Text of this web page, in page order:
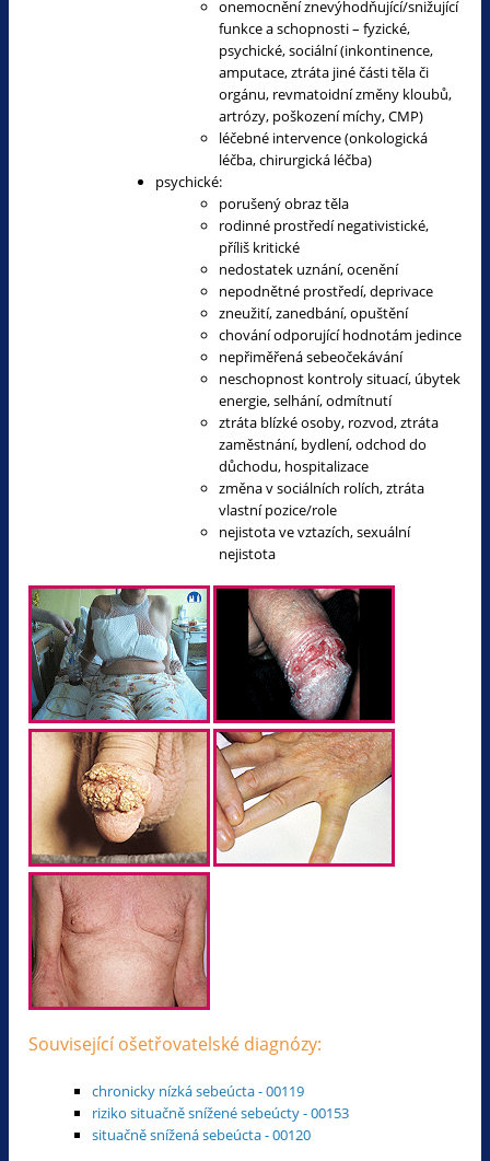
onemocnění znevýhodňující/snižující
funkce a schopnosti – fyzické,
psychické, sociální (inkontinence,
amputace, ztráta jiné části těla či
orgánu, revmatoidní změny kloubů,
artrózy, poškození míchy, CMP)
léčebné intervence (onkologická
léčba, chirurgická léčba)
psychické:
porušený obraz těla
rodinné prostředí negativistické,
příliš kritické
nedostatek uznání, ocenění
nepodnětné prostředí, deprivace
zneužití, zanedbání, opuštění
chování odporující hodnotám jedince
nepřiměřená sebeočekávání
neschopnost kontroly situací, úbytek
energie, selhání, odmítnutí
ztráta blízké osoby, rozvod, ztráta
zaměstnání, bydlení, odchod do
důchodu, hospitalizace
změna v sociálních rolích, ztráta
vlastní pozice/role
nejistota ve vztazích, sexuální
nejistota
Související ošetřovatelské diagnózy:
chronicky nízká sebeúcta - 00119
riziko situačně snížené sebeúcty - 00153
situačně snížená sebeúcta - 00120